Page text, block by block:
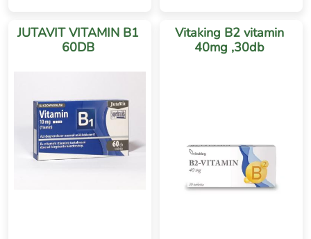
JUTAVIT VITAMIN B1
60DB
Vitaking B2 vitamin
40mg ,30db